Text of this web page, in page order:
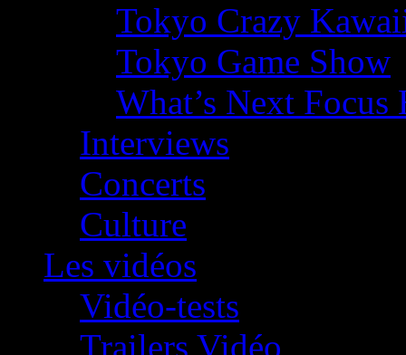
Tokyo Crazy
Tokyo Game Show
What’s Next
Interviews
Concerts
Culture
Les vidéos
Vidéo-tests
Trailers Vidéo